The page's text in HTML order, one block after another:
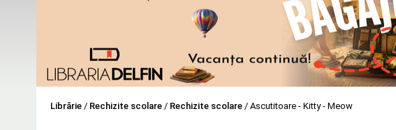
Librărie / Rechizite scolare / Rechizite scolare / Ascutitoare - Kitty - Meow